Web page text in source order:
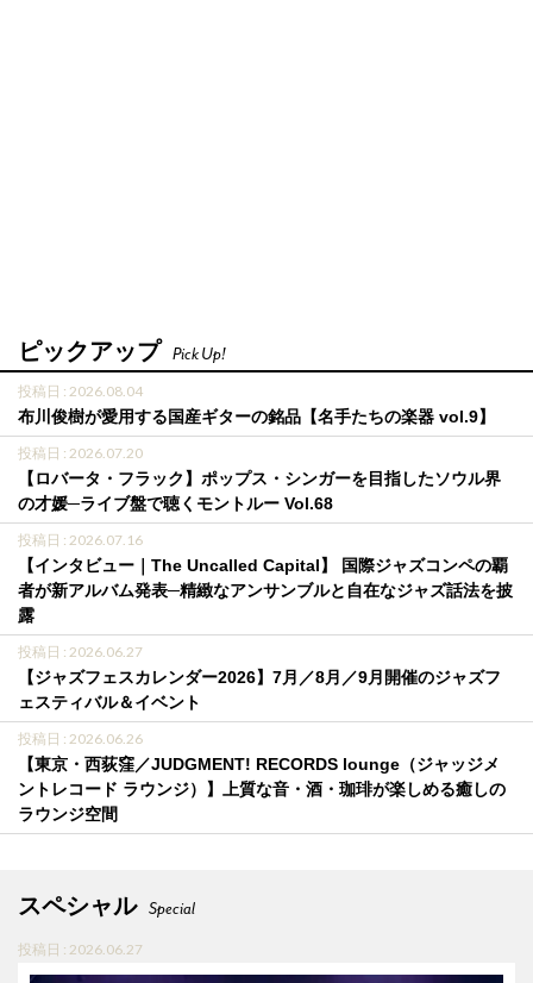
ピックアップ Pick Up!
投稿日 : 2026.08.04
布川俊樹が愛用する国産ギターの銘品【名手たちの楽器 vol.9】
投稿日 : 2026.07.20
【ロバータ・フラック】ポップス・シンガーを目指したソウル界
の才媛─ライブ盤で聴くモントルー Vol.68
投稿日 : 2026.07.16
【インタビュー｜The Uncalled Capital】 国際ジャズコンペの覇
者が新アルバム発表─精緻なアンサンブルと自在なジャズ話法を披
露
投稿日 : 2026.06.27
【ジャズフェスカレンダー2026】7月／8月／9月開催のジャズフ
ェスティバル＆イベント
投稿日 : 2026.06.26
【東京・西荻窪／JUDGMENT! RECORDS lounge（ジャッジメ
ントレコード ラウンジ）】上質な音・酒・珈琲が楽しめる癒しの
ラウンジ空間
スペシャル Special
投稿日 : 2026.06.27